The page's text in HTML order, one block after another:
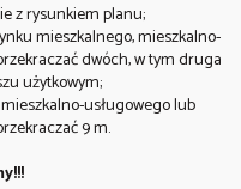
z rysunkiem planu;
mieszkalnego, mieszkalno-
dwóch, w tym druga
użytkowym;
usługowego lub
9 m.